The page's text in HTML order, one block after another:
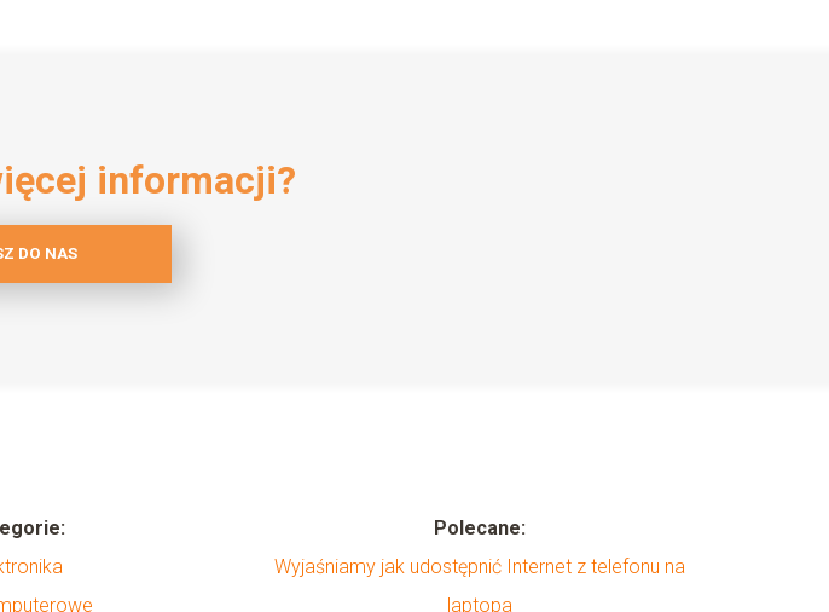
informacji?
DO NAS
Polecane:
Wyjaśniamy jak udostępnić Internet z telefonu na
laptopa